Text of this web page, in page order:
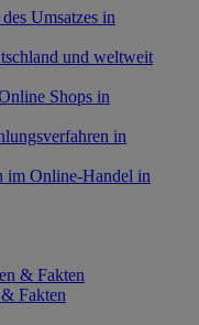
Umsatzes in
und weltweit
Shops in
in
im Online-Handel in
& Fakten
Fakten